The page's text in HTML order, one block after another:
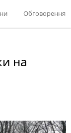
Обговорення
на